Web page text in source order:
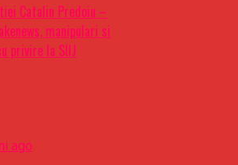
Catalin Predoiu –
manipulari si
privire la SIIJ
ago